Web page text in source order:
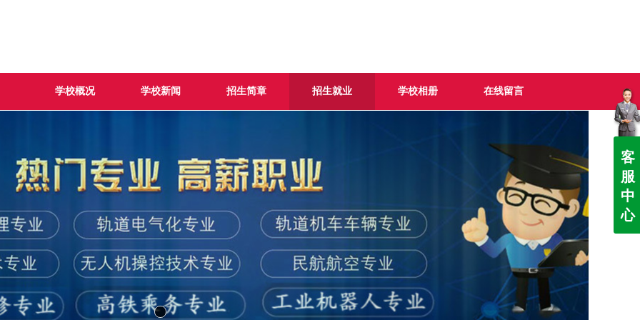
学校概况 学校新闻 招生简章 招生就业 学校相册 在线留言
客
服
中
心